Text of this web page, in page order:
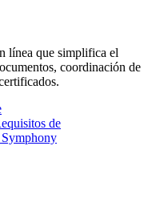
línea que simplifica el
coordinación de
de